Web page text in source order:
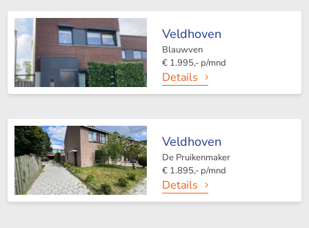
Veldhoven
Blauwven
€ 1.995,- p/mnd
Details
Veldhoven
De Pruikenmaker
€ 1.895,- p/mnd
Details